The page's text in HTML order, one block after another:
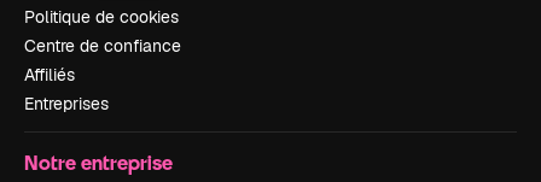
Politique de cookies
Centre de confiance
Affiliés
Entreprises
Notre entreprise